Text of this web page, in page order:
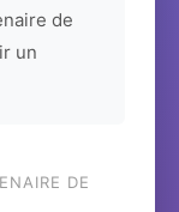
de
un
DE